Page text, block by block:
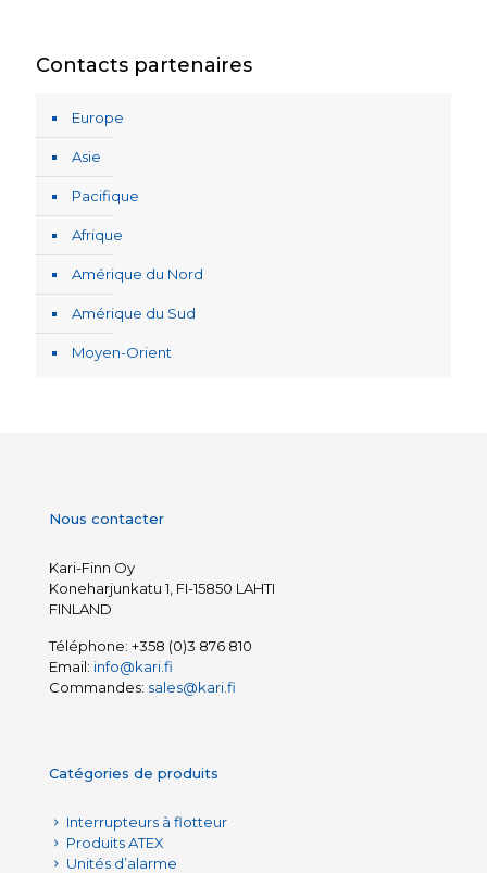
Contacts partenaires
Europe
Asie
Pacifique
Afrique
Amérique du Nord
Amérique du Sud
Moyen-Orient
Nous contacter
Kari-Finn Oy
Koneharjunkatu 1, FI-15850 LAHTI
FINLAND
Téléphone: +358 (0)3 876 810
Email: info@kari.fi
Commandes: sales@kari.fi
Catégories de produits
Interrupteurs à flotteur
Produits ATEX
Unités d’alarme